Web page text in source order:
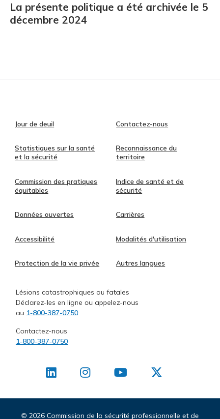
La présente politique a été archivée le 5
décembre 2024
Jour de deuil Contactez-nous
Statistiques sur la santé
et la sécurité
Reconnaissance du
territoire
Commission des pratiques
équitables
Indice de santé et de
sécurité
Données ouvertes Carrières
Accessibilité Modalités d'utilisation
Protection de la vie privée Autres langues
Lésions catastrophiques ou fatales
Déclarez-les en ligne ou appelez-nous
au 1-800-387-0750
Contactez-nous
1-800-387-0750
© 2026 Commission de la sécurité professionnelle et de